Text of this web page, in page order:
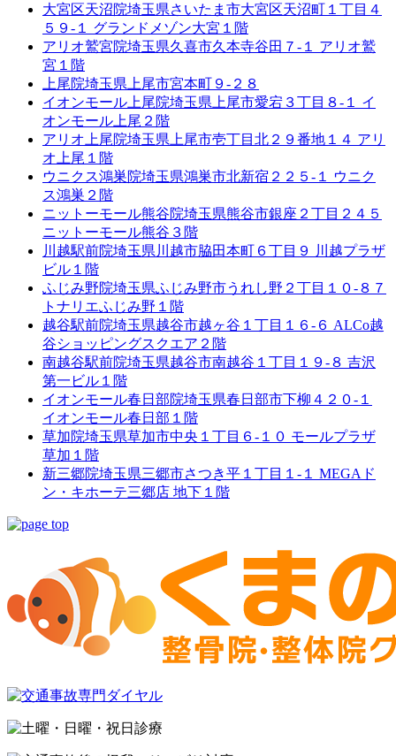
大宮区天沼院埼玉県さいたま市大宮区天沼町１丁目４
５９-１ グランドメゾン大宮１階
アリオ鷲宮院埼玉県久喜市久本寺谷田７-１ アリオ鷲
宮１階
上尾院埼玉県上尾市宮本町９-２８
イオンモール上尾院埼玉県上尾市愛宕３丁目８-１ イ
オンモール上尾２階
アリオ上尾院埼玉県上尾市壱丁目北２９番地１４ アリ
オ上尾１階
ウニクス鴻巣院埼玉県鴻巣市北新宿２２５-１ ウニク
ス鴻巣２階
ニットーモール熊谷院埼玉県熊谷市銀座２丁目２４５
ニットーモール熊谷３階
川越駅前院埼玉県川越市脇田本町６丁目９ 川越プラザ
ビル１階
ふじみ野院埼玉県ふじみ野市うれし野２丁目１０-８７
トナリエふじみ野１階
越谷駅前院埼玉県越谷市越ヶ谷１丁目１６-６ ALCo越
谷ショッピングスクエア２階
南越谷駅前院埼玉県越谷市南越谷１丁目１９-８ 吉沢
第一ビル１階
イオンモール春日部院埼玉県春日部市下柳４２０-１
イオンモール春日部１階
草加院埼玉県草加市中央１丁目６-１０ モールプラザ
草加１階
新三郷院埼玉県三郷市さつき平１丁目１-１ MEGAド
ン・キホーテ三郷店 地下１階